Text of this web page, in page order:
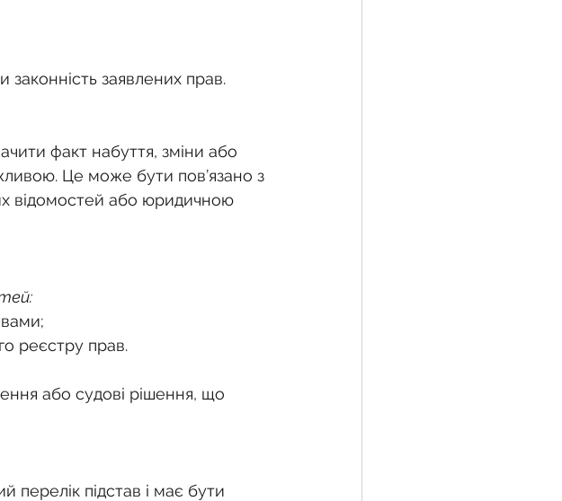
заявлених прав.
факт набуття, зміни або
Це може бути пов’язано з
відомостей або юридичною
реєстру прав.
або судові рішення, що
перелік підстав і має бути